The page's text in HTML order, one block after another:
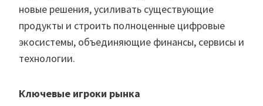
новые решения, усиливать существующие
продукты и строить полноценные цифровые
экосистемы, объединяющие финансы, сервисы и
технологии.
Ключевые игроки рынка